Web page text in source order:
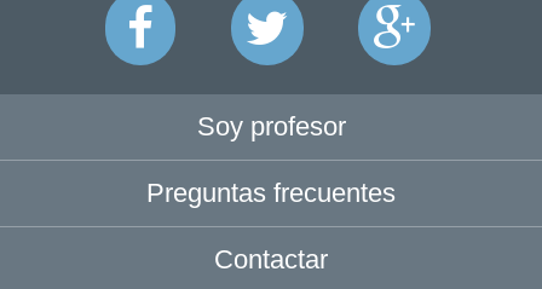
Soy profesor
Preguntas frecuentes
Contactar